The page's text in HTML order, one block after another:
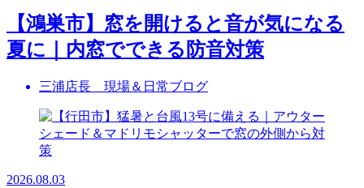
【鴻巣市】窓を開けると音が気になる
夏に｜内窓でできる防音対策
三浦店長 現場＆日常ブログ
2026.08.03